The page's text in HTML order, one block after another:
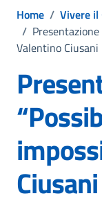
Home / Vivere il
/ Presentazione
Valentino Ciusani
Ciusani